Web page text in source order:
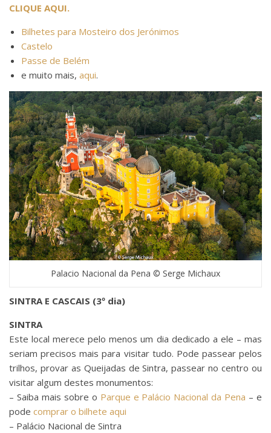
CLIQUE AQUI.
Bilhetes para Mosteiro dos Jerónimos
Castelo
Passe de Belém
e muito mais, aqui.
Palacio Nacional da Pena © Serge Michaux
SINTRA E CASCAIS (3º dia)
SINTRA
Este local merece pelo menos um dia dedicado a ele – mas
seriam precisos mais para visitar tudo. Pode passear pelos
trilhos, provar as Queijadas de Sintra, passear no centro ou
visitar algum destes monumentos:
– Saiba mais sobre o Parque e Palácio Nacional da Pena – e
pode comprar o bilhete aqui
– Palácio Nacional de Sintra